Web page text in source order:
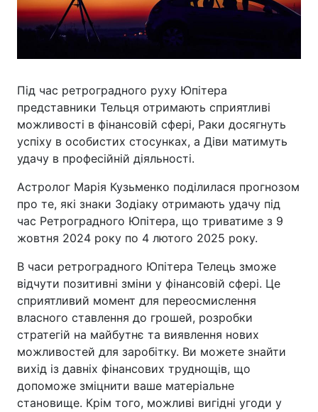
Під час ретроградного руху Юпітера
представники Тельця отримають сприятливі
можливості в фінансовій сфері, Раки досягнуть
успіху в особистих стосунках, а Діви матимуть
удачу в професійній діяльності.
Астролог Марія Кузьменко поділилася прогнозом
про те, які знаки Зодіаку отримають удачу під
час Ретроградного Юпітера, що триватиме з 9
жовтня 2024 року по 4 лютого 2025 року.
В часи ретроградного Юпітера Телець зможе
відчути позитивні зміни у фінансовій сфері. Це
сприятливий момент для переосмислення
власного ставлення до грошей, розробки
стратегій на майбутнє та виявлення нових
можливостей для заробітку. Ви можете знайти
вихід із давніх фінансових труднощів, що
допоможе зміцнити ваше матеріальне
становище. Крім того, можливі вигідні угоди у